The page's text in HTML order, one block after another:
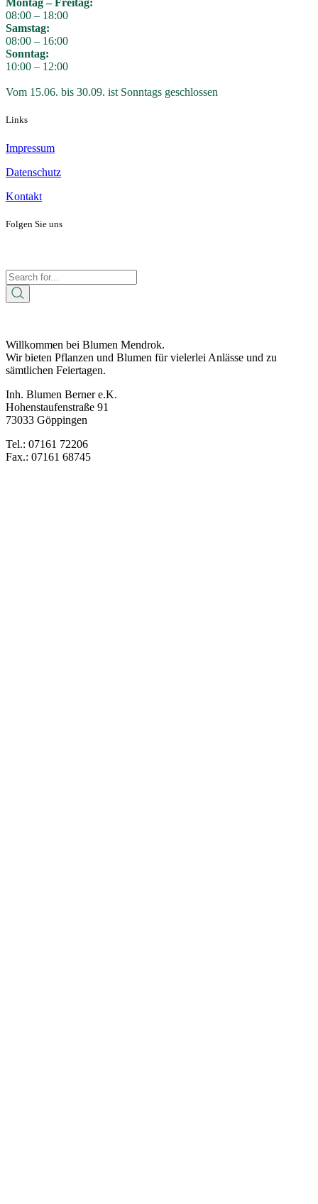
Montag – Freitag:
08:00 – 18:00
Samstag:
08:00 – 16:00
Sonntag:
10:00 – 12:00
Vom 15.06. bis 30.09. ist Sonntags geschlossen
Links
Impressum
Datenschutz
Kontakt
Folgen Sie uns
Willkommen bei Blumen Mendrok.
Wir bieten Pflanzen und Blumen für vielerlei Anlässe und zu
sämtlichen Feiertagen.
Inh. Blumen Berner e.K.
Hohenstaufenstraße 91
73033 Göppingen
Tel.: 07161 72206
Fax.: 07161 68745